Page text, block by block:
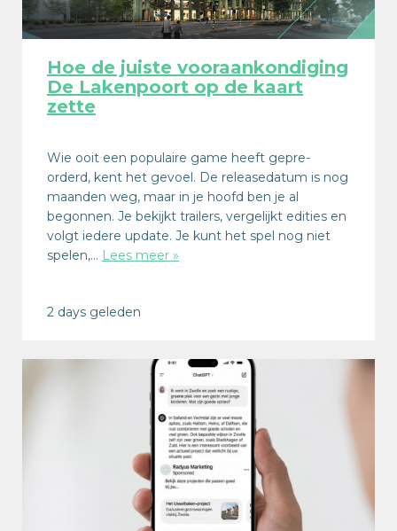
Hoe de juiste vooraankondiging
De Lakenpoort op de kaart
zette
Wie ooit een populaire game heeft gepre-
orderd, kent het gevoel. De releasedatum is nog
maanden weg, maar in je hoofd ben je al
begonnen. Je bekijkt trailers, vergelijkt edities en
volgt iedere update. Je kunt het spel nog niet
spelen,… Lees meer »
2 days geleden